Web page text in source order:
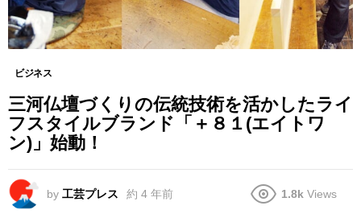
ビジネス
三河仏壇づくりの伝統技術を活かしたライ
フスタイルブランド「＋８１(エイトワ
ン)」始動！
by 工芸プレス 約 4 年前 1.8k Views